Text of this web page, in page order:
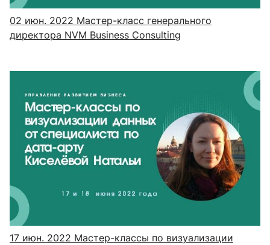
02 июн. 2022 Мастер-класс генерального
директора NVM Business Consulting
17 июн. 2022 Мастер-классы по визуализации